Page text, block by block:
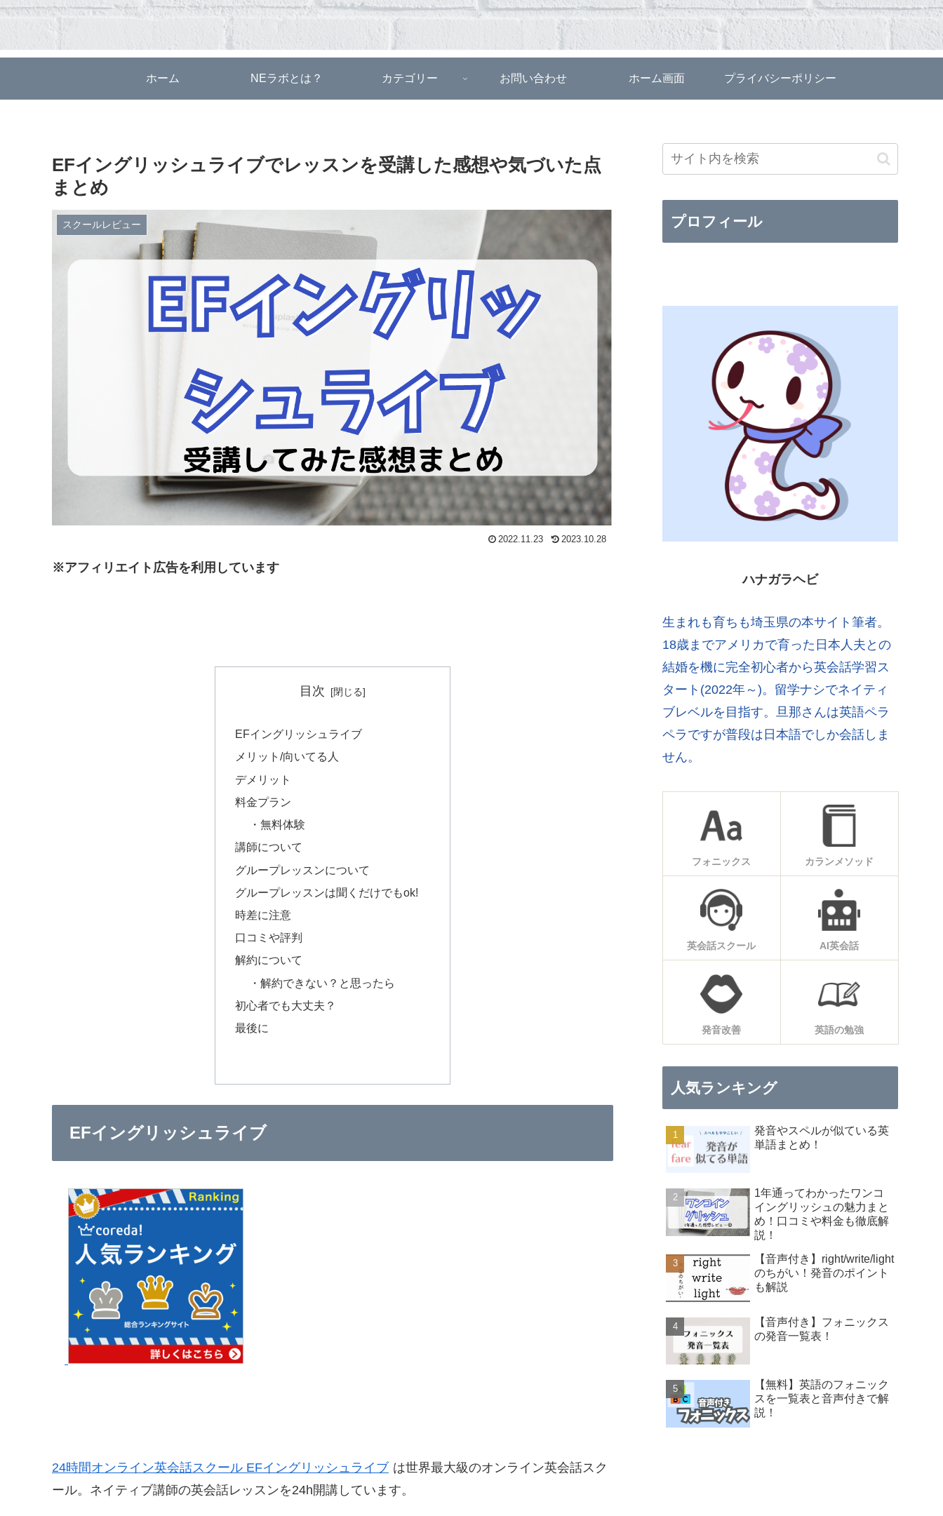
ホーム NEラボとは？ カテゴリー お問い合わせ ホーム画面 プライバシーポリシー
EFイングリッシュライブでレッスンを受講した感想や気づいた点
まとめ
スクールレビュー
2022.11.23 2023.10.28
※アフィリエイト広告を利用しています
目次
EFイングリッシュライブ
メリット/向いてる人
デメリット
料金プラン
・無料体験
講師について
グループレッスンについて
グループレッスンは聞くだけでもok!
時差に注意
口コミや評判
解約について
・解約できない？と思ったら
初心者でも大丈夫？
最後に
EFイングリッシュライブ
24時間オンライン英会話スクール EFイングリッシュライブ は世界最大級のオンライン英会話スク
ール。ネイティブ講師の英会話レッスンを24h開講しています。
プロフィール
ハナガラヘビ
生まれも育ちも埼玉県の本サイト筆者。
18歳までアメリカで育った日本人夫との
結婚を機に完全初心者から英会話学習ス
タート(2022年～)。留学ナシでネイティ
ブレベルを目指す。旦那さんは英語ペラ
ペラですが普段は日本語でしか会話しま
せん。
フォニックス カランメソッド
英会話スクール AI英会話
発音改善 英語の勉強
人気ランキング
発音やスペルが似ている英
単語まとめ！
1年通ってわかったワンコ
イングリッシュの魅力まと
め！口コミや料金も徹底解
説！
【音声付き】right/write/light
のちがい！発音のポイント
も解説
【音声付き】フォニックス
の発音一覧表！
【無料】英語のフォニック
スを一覧表と音声付きで解
説！